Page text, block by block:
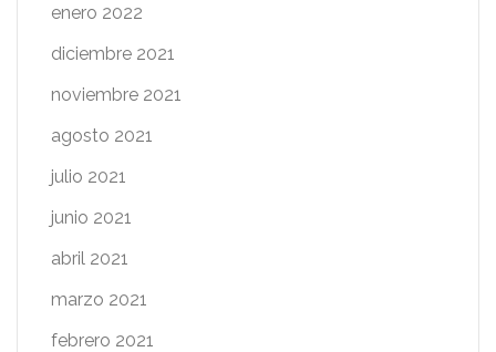
enero 2022
diciembre 2021
noviembre 2021
agosto 2021
julio 2021
junio 2021
abril 2021
marzo 2021
febrero 2021